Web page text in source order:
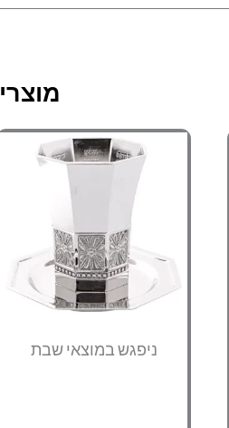
ניפגש במוצאי שבת